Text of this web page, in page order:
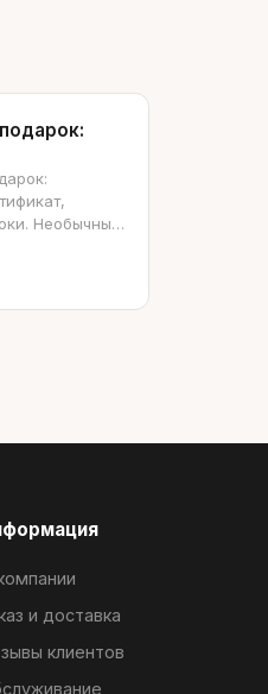
Необычный
и доставка
клиентов